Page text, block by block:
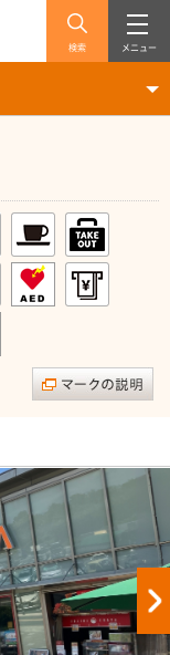
検索 メニュー